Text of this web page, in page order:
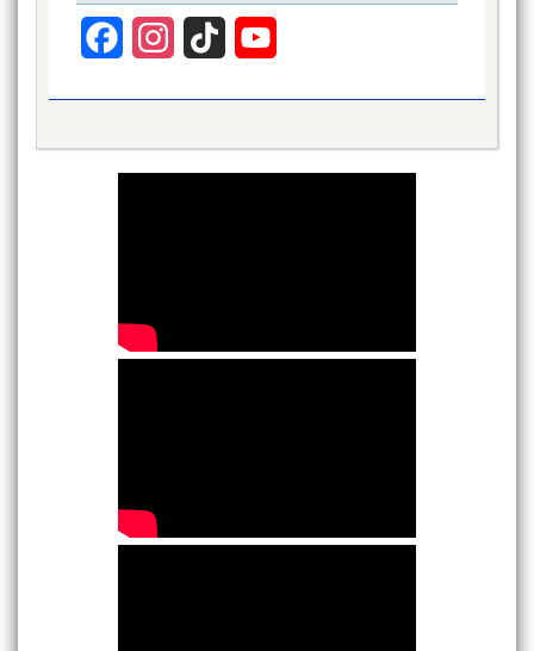
Facebook InstagramTikTok